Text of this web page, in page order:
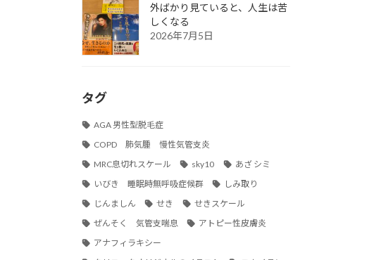
外ばかり見ていると、人生は苦
しくなる
2026年7月5日
タグ
AGA 男性型脱毛症
COPD 肺気腫 慢性気管支炎
MRC息切れスケール
sky10
あざ シミ
いびき 睡眠時無呼吸症候群
しみ取り
じんましん
せき
せきスケール
ぜんそく 気管支喘息
アトピー性皮膚炎
アナフィラキシー